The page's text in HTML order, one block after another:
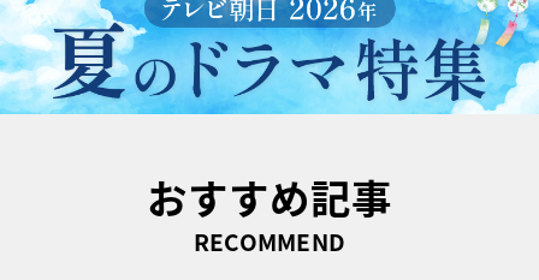
おすすめ記事
RECOMMEND